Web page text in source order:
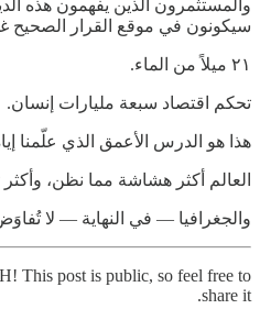
والمستثمرون الذين يفهمون هذه
سيكونون في موقع القرار الصحيح
٢١ ميلاً من الماء.
تحكم اقتصاد سبعة مليارات إنسان.
هذا هو الدرس الأعمق الذي علّمنا
العالم أكثر هشاشة مما نظن، وأكثر
والجغرافيا — في النهاية — لا
This post is public, so feel free to
share it.